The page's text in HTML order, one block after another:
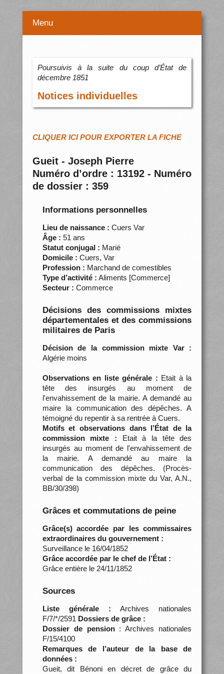
Menu
Poursuivis à la suite du coup d’État de
décembre 1851
Notices individuelles
CLIQUER ICI POUR EXPORTER LA FICHE
Gueit - Joseph Pierre
Numéro d’ordre : 13192 - Numéro
de dossier : 359
Informations personnelles
Lieu de naissance : Cuers Var
Âge : 51 ans
Statut conjugal : Marié
Domicile : Cuers, Var
Profession : Marchand de comestibles
Type d’activité : Aliments [Commerce]
Secteur : Commerce
Décisions des commissions mixtes
départementales et des commissions
militaires de Paris
Décision de la commission mixte Var :
Algérie moins
Observations en liste générale : Etait à la
tête des insurgés au moment de
l'envahissement de la mairie. A demandé au
maire la communication des dépêches. A
témoigné du repentir à sa rentrée à Cuers.
Motifs et observations dans l’État de la
commission mixte : Etait à la tête des
insurgés au moment de l'envahissement de
la mairie. A demandé au maire la
communication des dépêches. (Procès-
verbal de la commission mixte du Var, A.N.,
BB/30/398)
Grâces et commutations de peine
Grâce(s) accordée par les commissaires
extraordinaires du gouvernement :
Surveillance le 16/04/1852
Grâce accordée par le chef de l’État :
Grâce entière le 24/11/1852
Sources
Liste générale : Archives nationales
F/7/*/2591 Dossiers de grâce :
Dossier de pension: Archives nationales
F/15/4100
Remarques de l’auteur de la base de
données :
Gueit, dit Bénoni en décret de grâce du